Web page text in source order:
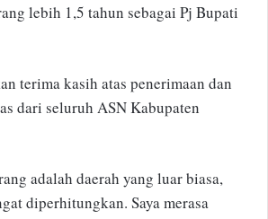
lebih 1,5 tahun sebagai Pj Bupati
terima kasih atas penerimaan dan
dari seluruh ASN Kabupaten
adalah daerah yang luar biasa,
diperhitungkan. Saya merasa